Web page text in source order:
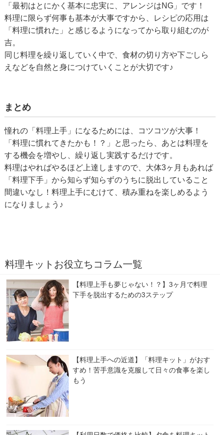
「最初はとにかく基本に忠実に、アレンジはNG」です！
料理に限らず何事も基本が大事ですから、レシピの応用は
「料理に慣れた」と感じるようになってから取り組むのが
吉。
同じ料理を繰り返していく中で、食材の切り方や下ごしら
えなどを自然と身につけていくことが大切です♪
まとめ
憧れの「料理上手」になるためには、コツコツが大事！
「料理に慣れてきたかも！？」と思ったら、あとは料理を
する機会を増やし、繰り返し実践するだけです。
料理はやればやるほど上達しますので、大体3ヶ月もあれば
「料理下手」から知らず知らずのうちに脱出していること
間違いなし！料理上手にむけて、積み重ねを楽しめるよう
になりましょう♪
料理キットお役立ちコラム一覧
【料理上手も夢じゃない！？】3ヶ月で料理
下手を脱出するための3ステップ
【料理上手への近道】「料理キット」がおす
すめ！苦手意識を克服して日々の食事を楽し
もう